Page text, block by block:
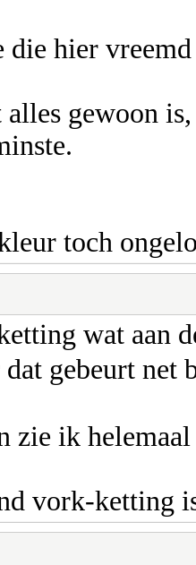
die hier
gewoon
toch
wat aan
gebeurt net
zie ik
vork-ketting